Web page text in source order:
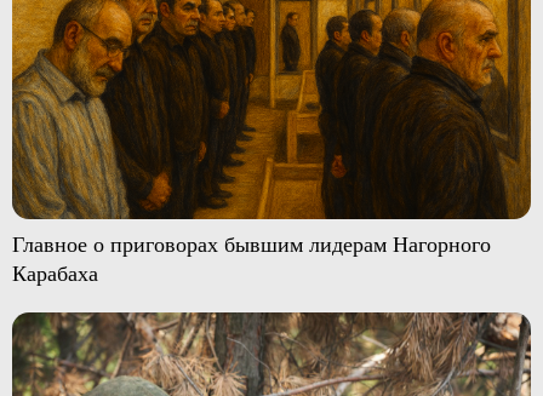
Главное о приговорах бывшим лидерам Нагорного
Карабаха